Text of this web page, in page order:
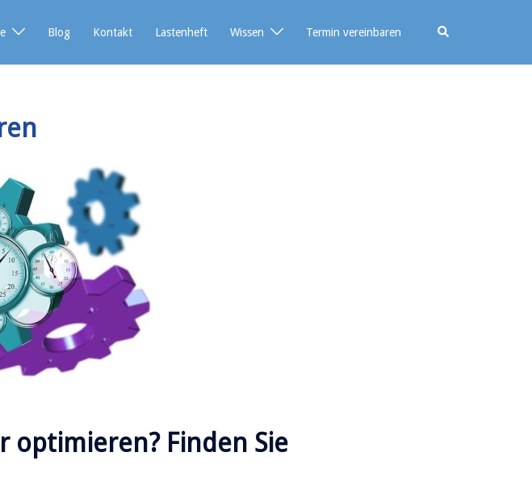
Blog Kontakt Lastenheft Wissen Termin vereinbaren
optimieren? Finden Sie